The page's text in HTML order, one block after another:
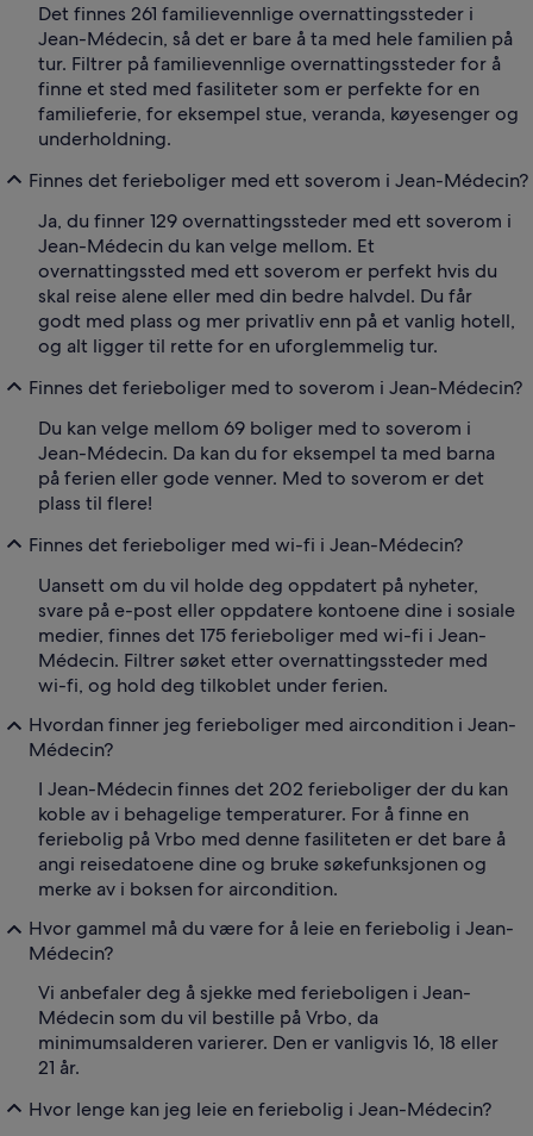
Det finnes 261 familievennlige overnattingssteder i
Jean-Médecin, så det er bare å ta med hele familien på
tur. Filtrer på familievennlige overnattingssteder for å
finne et sted med fasiliteter som er perfekte for en
familieferie, for eksempel stue, veranda, køyesenger og
underholdning.
Finnes det ferieboliger med ett soverom i Jean-Médecin?
Ja, du finner 129 overnattingssteder med ett soverom i
Jean-Médecin du kan velge mellom. Et
overnattingssted med ett soverom er perfekt hvis du
skal reise alene eller med din bedre halvdel. Du får
godt med plass og mer privatliv enn på et vanlig hotell,
og alt ligger til rette for en uforglemmelig tur.
Finnes det ferieboliger med to soverom i Jean-Médecin?
Du kan velge mellom 69 boliger med to soverom i
Jean-Médecin. Da kan du for eksempel ta med barna
på ferien eller gode venner. Med to soverom er det
plass til flere!
Finnes det ferieboliger med wi-fi i Jean-Médecin?
Uansett om du vil holde deg oppdatert på nyheter,
svare på e-post eller oppdatere kontoene dine i sosiale
medier, finnes det 175 ferieboliger med wi-fi i Jean-
Médecin. Filtrer søket etter overnattingssteder med
wi-fi, og hold deg tilkoblet under ferien.
Hvordan finner jeg ferieboliger med aircondition i Jean-
Médecin?
I Jean-Médecin finnes det 202 ferieboliger der du kan
koble av i behagelige temperaturer. For å finne en
feriebolig på Vrbo med denne fasiliteten er det bare å
angi reisedatoene dine og bruke søkefunksjonen og
merke av i boksen for aircondition.
Hvor gammel må du være for å leie en feriebolig i Jean-
Médecin?
Vi anbefaler deg å sjekke med ferieboligen i Jean-
Médecin som du vil bestille på Vrbo, da
minimumsalderen varierer. Den er vanligvis 16, 18 eller
21 år.
Hvor lenge kan jeg leie en feriebolig i Jean-Médecin?